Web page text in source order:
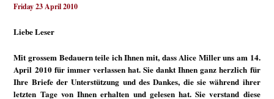
Friday 23 April 2010
Liebe Leser
Mit grossem Bedauern teile ich Ihnen mit, dass Alice Miller uns am 14.
April 2010 für immer verlassen hat. Sie dankt Ihnen ganz herzlich für
Ihre Briefe der Unterstützung und des Dankes, die sie während ihrer
letzten Tage von Ihnen erhalten und gelesen hat. Sie verstand diese